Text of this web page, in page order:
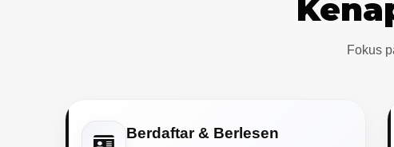
Fokus
Berdaftar & Berlesen